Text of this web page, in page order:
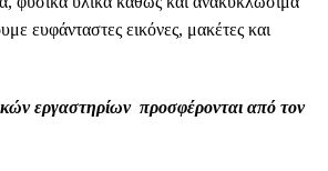
ευφάνταστες εικόνες, μακέτες και
εργαστηρίων προσφέρονται από τον